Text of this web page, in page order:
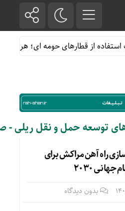
از قطارهای حومه ای؛ هر آنچه
توسعه حمل و نقل ریلی -
راه آهن مراکش برای
۲۰۳۰
بدون دیدگاه